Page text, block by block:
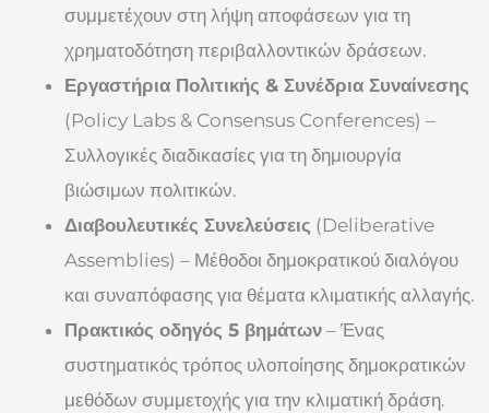
συμμετέχουν στη λήψη αποφάσεων για τη
χρηματοδότηση περιβαλλοντικών δράσεων.
Εργαστήρια Πολιτικής & Συνέδρια Συναίνεσης
(Policy Labs & Consensus Conferences) –
Συλλογικές διαδικασίες για τη δημιουργία
βιώσιμων πολιτικών.
Διαβουλευτικές Συνελεύσεις (Deliberative
Assemblies) – Μέθοδοι δημοκρατικού διαλόγου
και συναπόφασης για θέματα κλιματικής αλλαγής.
Πρακτικός οδηγός 5 βημάτων – Ένας
συστηματικός τρόπος υλοποίησης δημοκρατικών
μεθόδων συμμετοχής για την κλιματική δράση.